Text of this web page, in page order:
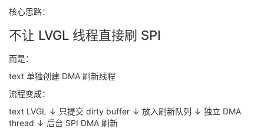
核心思路：
不让 LVGL 线程直接刷 SPI
而是：
text 单独创建 DMA 刷新线程
流程变成：
text LVGL ↓ 只提交 dirty buffer ↓ 放入刷新队列 ↓ 独立 DMA
thread ↓ 后台 SPI DMA 刷新